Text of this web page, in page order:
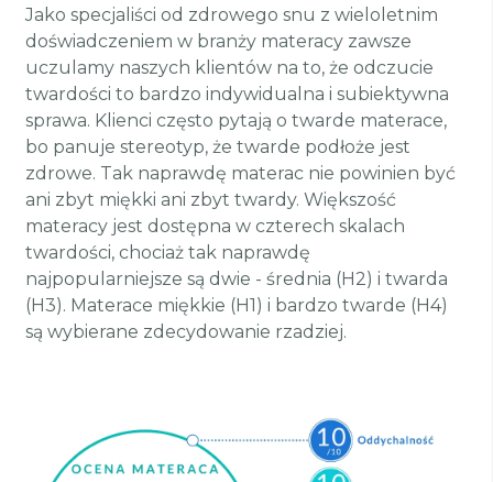
Jako specjaliści od zdrowego snu z wieloletnim
doświadczeniem w branży materacy zawsze
uczulamy naszych klientów na to, że odczucie
twardości to bardzo indywidualna i subiektywna
sprawa. Klienci często pytają o twarde materace,
bo panuje stereotyp, że twarde podłoże jest
zdrowe. Tak naprawdę materac nie powinien być
ani zbyt miękki ani zbyt twardy. Większość
materacy jest dostępna w czterech skalach
twardości, chociaż tak naprawdę
najpopularniejsze są dwie - średnia (H2) i twarda
(H3). Materace miękkie (H1) i bardzo twarde (H4)
są wybierane zdecydowanie rzadziej.